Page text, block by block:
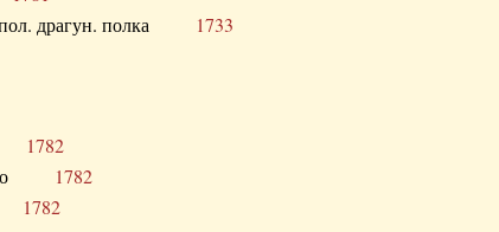
драгун. полка 1733
1782
1782
1782